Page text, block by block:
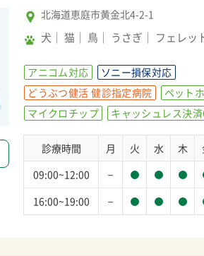
北海道恵庭市黄金北4-2-1
犬 猫 鳥 うさぎ フェレッ
アニコム対応
ソニー損保対応
どうぶつ健活 健診指定病院
ペット
マイクロチップ
キャッシュレス決済
診療時間 月 火 水 木
09:00~12:00
－
16:00~19:00 －